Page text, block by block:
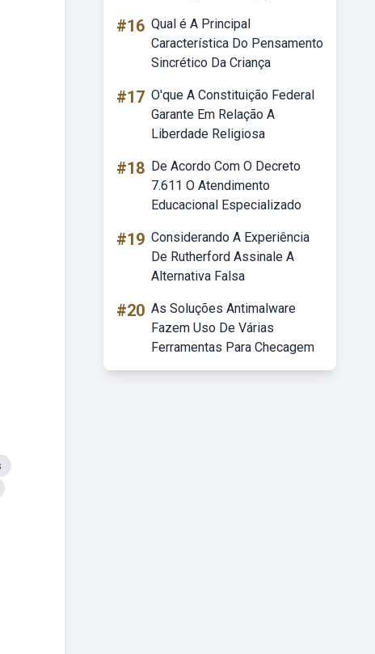
#16 Qual é A Principal
Característica Do Pensamento
Sincrético Da Criança
#17 O'que A Constituição Federal
Garante Em Relação A
Liberdade Religiosa
#18 De Acordo Com O Decreto
7.611 O Atendimento
Educacional Especializado
#19 Considerando A Experiência
De Rutherford Assinale A
Alternativa Falsa
#20 As Soluções Antimalware
Fazem Uso De Várias
Ferramentas Para Checagem